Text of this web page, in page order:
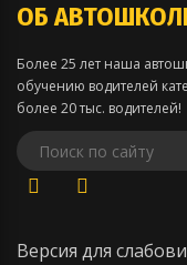
ОБ
Более 25 лет наша
обучению водителей
более 20 тыс. водителей!
Версия для